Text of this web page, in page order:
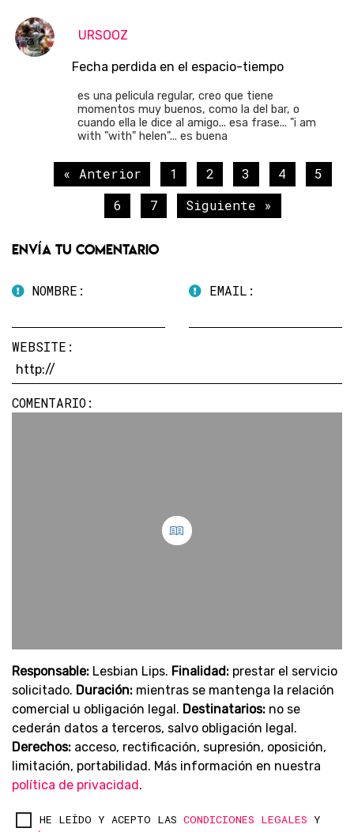
URSOOZ
Fecha perdida en el espacio-tiempo
es una pelicula regular, creo que tiene
momentos muy buenos, como la del bar, o
cuando ella le dice al amigo... esa frase... "i am
with "with" helen"... es buena
« Anterior 1 2 3 4
5
6
7 Siguiente »
Envía tu comentario
NOMBRE: EMAIL:
WEBSITE:
COMENTARIO:
Responsable: Lesbian Lips. Finalidad: prestar el servicio
solicitado. Duración: mientras se mantenga la relación
comercial u obligación legal. Destinatarios: no se
cederán datos a terceros, salvo obligación legal.
Derechos: acceso, rectificación, supresión, oposición,
limitación, portabilidad. Más información en nuestra
política de privacidad.
HE LEÍDO Y ACEPTO LAS CONDICIONES LEGALES Y